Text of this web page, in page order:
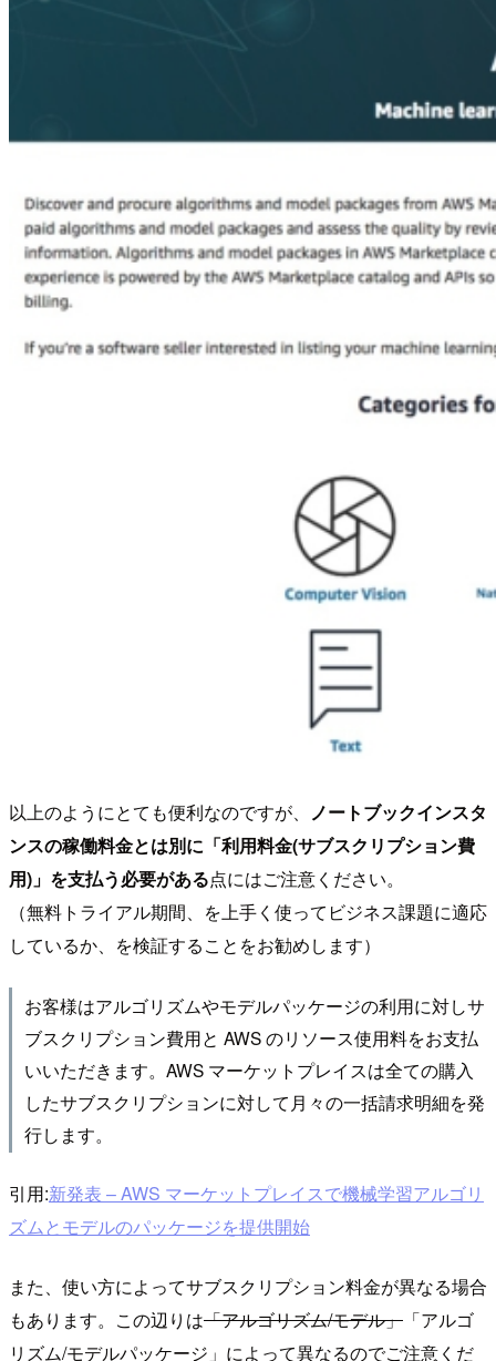
以上のようにとても便利なのですが、 ノートブックインスタ
ンスの稼働料金とは別に「利用料金(サブスクリプション費
用)」を支払う必要がある点にはご注意ください。
（無料トライアル期間、を上手く使ってビジネス課題に適応
しているか、を検証することをお勧めします）
お客様はアルゴリズムやモデルパッケージの利用に対しサ
ブスクリプション費用と AWS のリソース使用料をお支払
いいただきます。AWS マーケットプレイスは全ての購入
したサブスクリプションに対して月々の一括請求明細を発
行します。
引用:新発表 – AWS マーケットプレイスで機械学習アルゴリ
ズムとモデルのパッケージを提供開始
また、使い方によってサブスクリプション料金が異なる場合
もあります。この辺りは「アルゴリズム/モデル」 「アルゴ
リズム/モデルパッケージ」によって異なるのでご注意くだ